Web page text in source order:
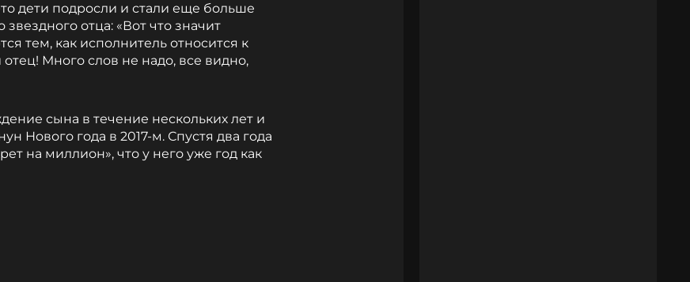
дети подросли и стали еще больше
отца: «Вот что значит
тем, как исполнитель относится к
Много слов не надо, все видно,
сына в течение нескольких лет и
Нового года в 2017-м. Спустя два года
на миллион», что у него уже год как